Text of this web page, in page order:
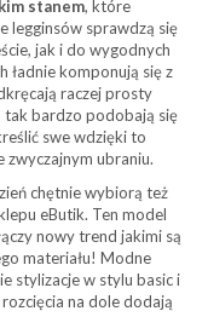
stanem, które
legginsów sprawdzą się
jak i do wygodnych
ładnie komponują się z
raczej prosty
tak bardzo podobają się
swe wdzięki to
zwyczajnym ubraniu.
chętnie wybiorą też
eButik. Ten model
nowy trend jakimi są
materiału! Modne
stylizacje w stylu basic i
na dole dodają